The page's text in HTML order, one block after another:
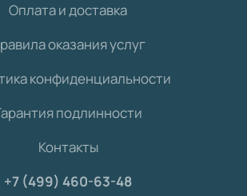
Оплата и доставка
оказания услуг
конфиденциальности
подлинности
Контакты
+7 (499) 460-63-48